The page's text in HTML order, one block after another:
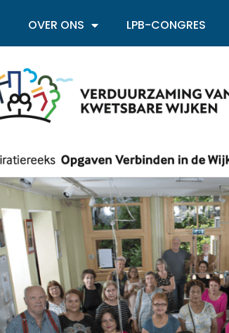
OVER ONS LPB-CONGRES